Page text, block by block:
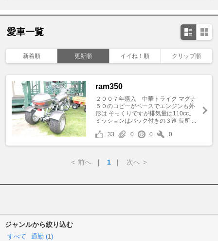
愛車一覧
新着順 更新順 イイね！順 クリップ順
ram350
２００７年購入 中華トライク マグナ
５０のコピーがベースでエンジンも外
形は そっくりですが排気量は110cc。
ミッションはバック付きの３速 長所 ...
33
0 0 0
< 前へ ｜ 1 ｜ 次へ >
ジャンルから絞り込む
すべて 通勤 (1)